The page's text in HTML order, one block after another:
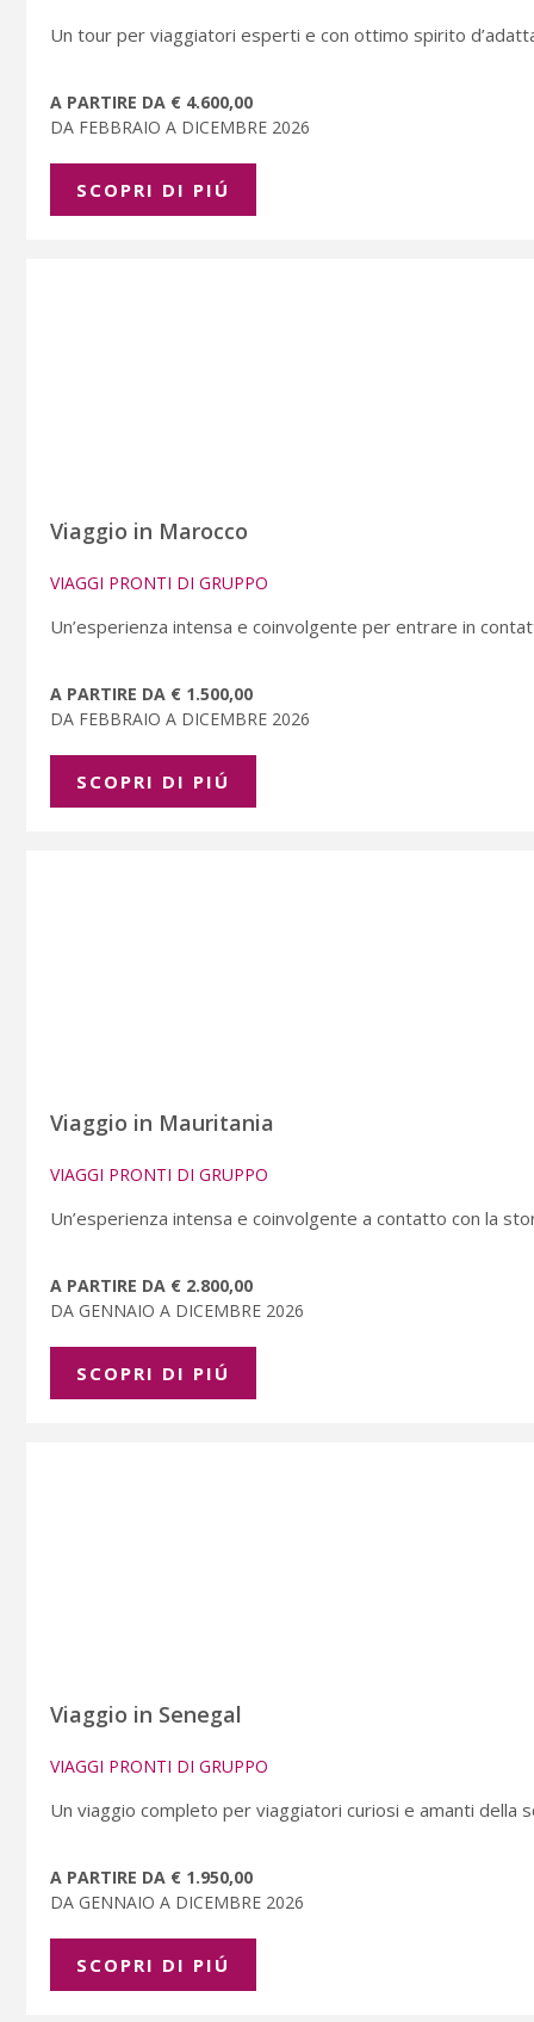
Un tour per viaggiatori esperti e con ottimo spirito
A PARTIRE DA € 4.600,00
DA FEBBRAIO A DICEMBRE 2026
SCOPRI DI PIÚ
Viaggio in Marocco
VIAGGI PRONTI DI GRUPPO
Un’esperienza intensa e coinvolgente per entrare in
A PARTIRE DA € 1.500,00
DA FEBBRAIO A DICEMBRE 2026
SCOPRI DI PIÚ
Viaggio in Mauritania
VIAGGI PRONTI DI GRUPPO
Un’esperienza intensa e coinvolgente a contatto con la
A PARTIRE DA € 2.800,00
DA GENNAIO A DICEMBRE 2026
SCOPRI DI PIÚ
Viaggio in Senegal
VIAGGI PRONTI DI GRUPPO
Un viaggio completo per viaggiatori curiosi e amanti della
A PARTIRE DA € 1.950,00
DA GENNAIO A DICEMBRE 2026
SCOPRI DI PIÚ